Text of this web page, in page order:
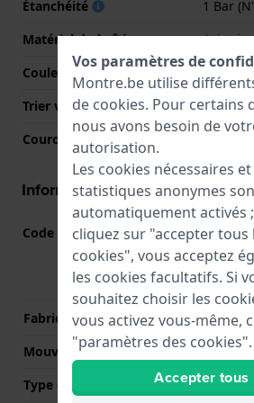
Étanchéité
1 Bar
Matériel du boîtier
Acier
Couleur du boîtier
Argent
Trier verre
Minéral
Couronne
Informations mouvement
Code Mouvement 2115 (
Fabricant de mouvement
Miyota
Mouvement suisse
Non
Type d'affichage
Vos paramètres de
Montre.be utilise
de cookies. Pour certains
nous avons besoin de
autorisation.
Les cookies nécessaires et
statistiques anonymes
automatiquement activés
cliquez sur "accepter tous
cookies", vous acceptez
les cookies facultatifs. Si
souhaitez choisir les
vous activez vous-même,
"paramètres des cookies".
Accepter tous